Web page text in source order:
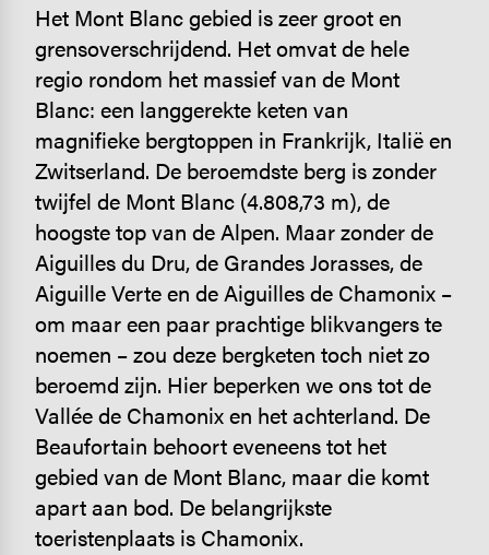
Het Mont Blanc gebied is zeer groot en
grensoverschrijdend. Het omvat de hele
regio rondom het massief van de Mont
Blanc: een langgerekte keten van
magnifieke bergtoppen in Frankrijk, Italië en
Zwitserland. De beroemdste berg is zonder
twijfel de Mont Blanc (4.808,73 m), de
hoogste top van de Alpen. Maar zonder de
Aiguilles du Dru, de Grandes Jorasses, de
Aiguille Verte en de Aiguilles de Chamonix –
om maar een paar prachtige blikvangers te
noemen – zou deze bergketen toch niet zo
beroemd zijn. Hier beperken we ons tot de
Vallée de Chamonix en het achterland. De
Beaufortain behoort eveneens tot het
gebied van de Mont Blanc, maar die komt
apart aan bod. De belangrijkste
toeristenplaats is Chamonix.